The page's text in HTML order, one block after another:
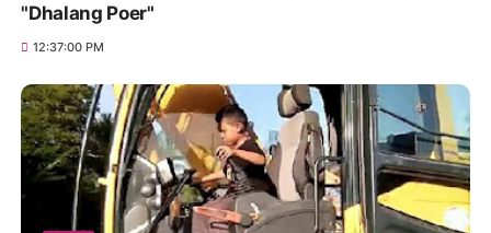
"Dhalang Poer"
12:37:00 PM